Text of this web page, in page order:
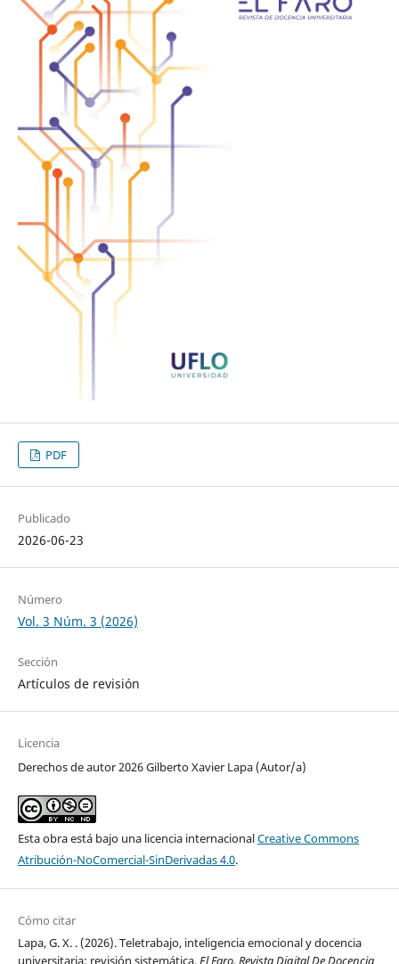
PDF
Publicado
2026-06-23
Número
Vol. 3 Núm. 3 (2026)
Sección
Artículos de revisión
Licencia
Derechos de autor 2026 Gilberto Xavier Lapa (Autor/a)
Esta obra está bajo una licencia internacionalCreative Commons
Atribución-NoComercial-SinDerivadas 4.0.
Cómo citar
Lapa, G. X. . (2026). Teletrabajo, inteligencia emocional y docencia
universitaria: revisión sistemática.El Faro. Revista Digital De Docencia